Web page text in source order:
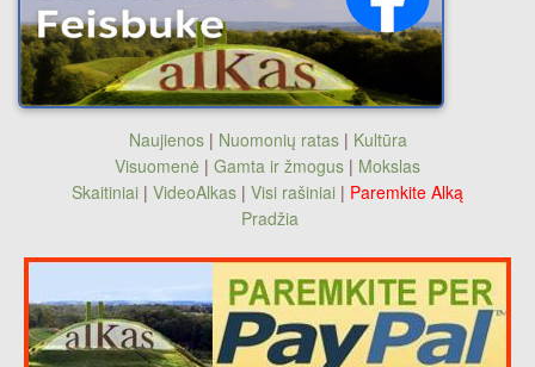
Naujienos| Nuomonių ratas| Kultūra
Visuomenė | Gamta ir žmogus | Mokslas
Skaitiniai | VideoAlkas | Visi rašiniai | Paremkite Alką
Pradžia